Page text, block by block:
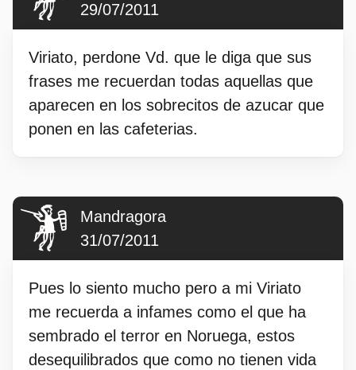
29/07/2011
Viriato, perdone Vd. que le diga que sus
frases me recuerdan todas aquellas que
aparecen en los sobrecitos de azucar que
ponen en las cafeterias.
Mandragora
31/07/2011
Pues lo siento mucho pero a mi Viriato
me recuerda a infames como el que ha
sembrado el terror en Noruega, estos
desequilibrados que como no tienen vida